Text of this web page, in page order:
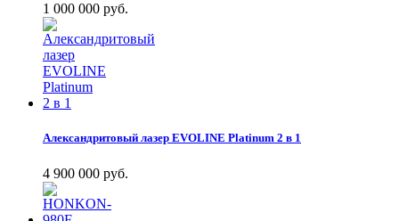
1 000 000 руб.
Александритовый лазер EVOLINE Platinum 2 в 1
4 900 000 руб.